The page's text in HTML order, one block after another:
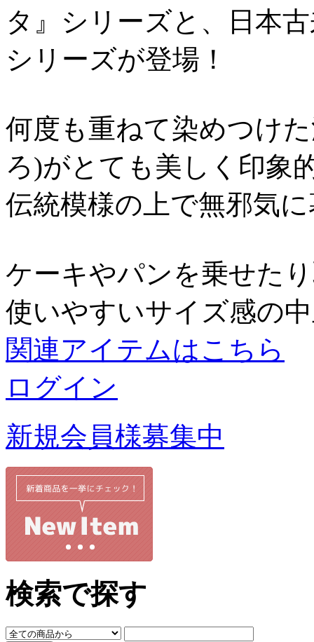
タ』シリーズと、日本
シリーズが登場！
何度も重ねて染めつけ
ろ)がとても美しく印象
伝統模様の上で無邪気
ケーキやパンを乗せた
使いやすいサイズ感の
関連アイテムはこちら
ログイン
新規会員様募集中
検索で探す